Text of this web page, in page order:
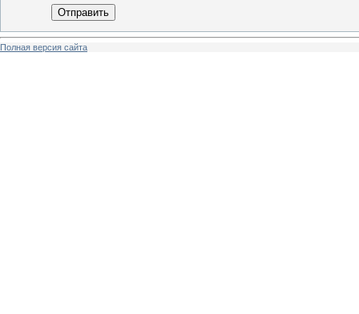
Отправить
Полная версия сайта